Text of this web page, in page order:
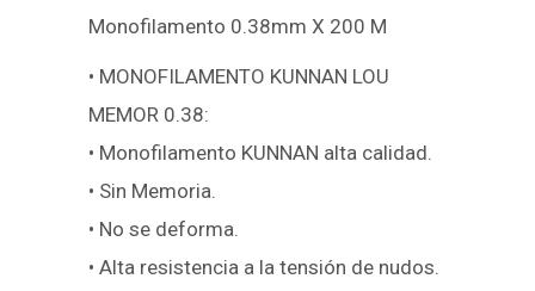
Monofilamento 0.38mm X 200 M
• MONOFILAMENTO KUNNAN LOU
MEMOR 0.38:
• Monofilamento KUNNAN alta calidad.
• Sin Memoria.
• No se deforma.
• Alta resistencia a la tensión de nudos.